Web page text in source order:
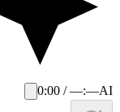
AI
0:00 / —:—